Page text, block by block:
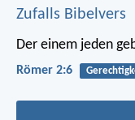
Zufalls Bibelvers
Der einem jeden
Römer 2:6